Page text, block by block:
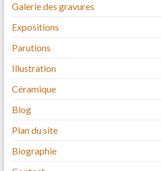
Galerie des gravures
Expositions
Parutions
Illustration
Céramique
Blog
Plan du site
Biographie